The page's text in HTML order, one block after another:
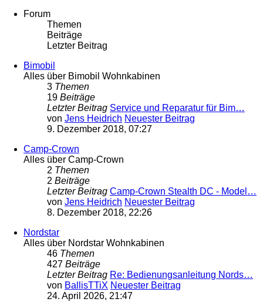
Forum
Themen
Beiträge
Letzter Beitrag
Bimobil
Alles über Bimobil Wohnkabinen
3 Themen
19 Beiträge
Letzter Beitrag Service und Reparatur für Bim…
von Jens Heidrich Neuester Beitrag
9. Dezember 2018, 07:27
Camp-Crown
Alles über Camp-Crown
2 Themen
2 Beiträge
Letzter Beitrag Camp-Crown Stealth DC - Model…
von Jens Heidrich Neuester Beitrag
8. Dezember 2018, 22:26
Nordstar
Alles über Nordstar Wohnkabinen
46 Themen
427 Beiträge
Letzter Beitrag Re: Bedienungsanleitung Nords…
von BallisTTiX Neuester Beitrag
24. April 2026, 21:47